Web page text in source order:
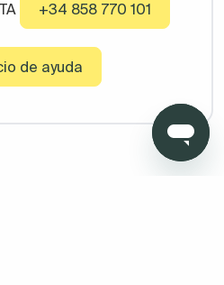
+34 858 770 101
de ayuda